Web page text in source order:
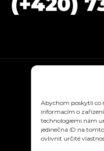
Abychom poskytli co
informacím o
technologiemi nám
jedinečná ID na
ovlivnit určité